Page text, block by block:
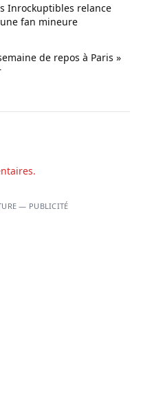
Inrockuptibles relance
une fan mineure
de repos à Paris »
— PUBLICITÉ